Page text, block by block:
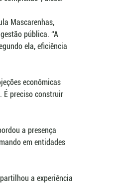
Mascarenhas,
pública. “A
ela, eficiência
econômicas
É preciso construir
a presença
em entidades
a experiência